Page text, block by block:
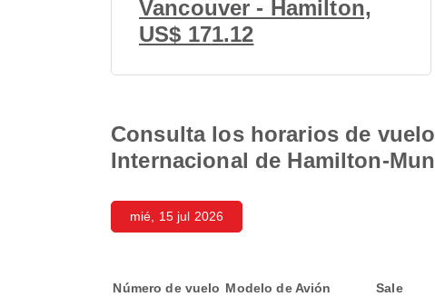
Vancouver - Hamilton,
US$ 171.12
Consulta los horarios de
Internacional de Hamilton-
mié, 15 jul 2026
Número de vuelo Modelo de Avión Sale